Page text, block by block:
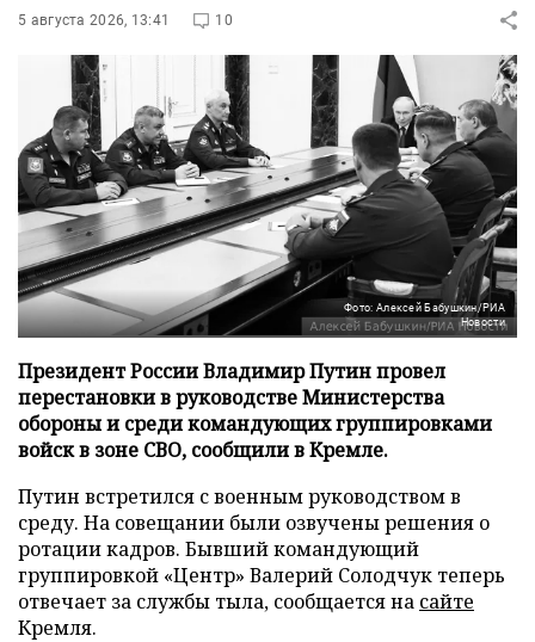
5 августа 2026, 13:41 10
Фото: Алексей Бабушкин/РИА
Новости
Президент России Владимир Путин провел
перестановки в руководстве Министерства
обороны и среди командующих группировками
войск в зоне СВО, сообщили в Кремле.
Путин встретился с военным руководством в
среду. На совещании были озвучены решения о
ротации кадров. Бывший командующий
группировкой «Центр» Валерий Солодчук теперь
отвечает за службы тыла, сообщается на сайте
Кремля.